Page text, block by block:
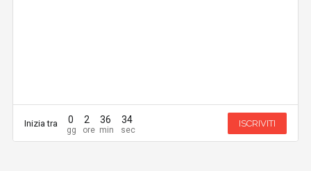
Inizia tra 0 2 36 34 ISCRIVITI